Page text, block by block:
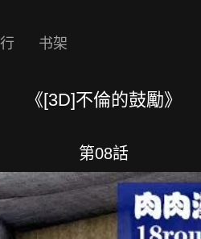
书架
《[3D]不倫的鼓勵》
第08話